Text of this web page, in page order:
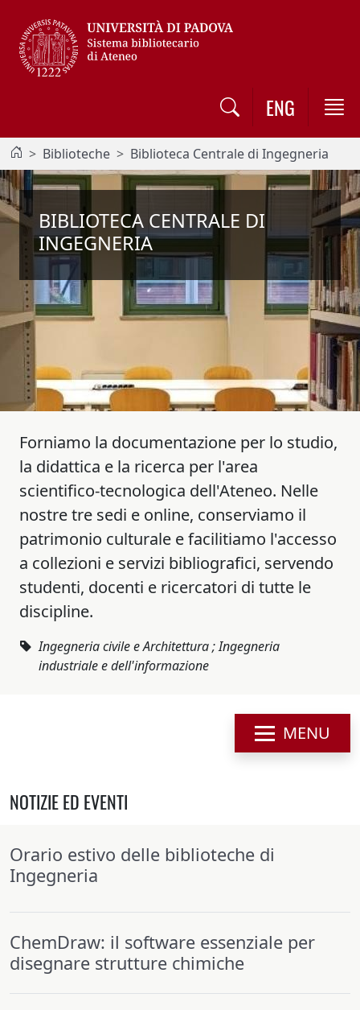
ENG
Biblioteche Biblioteca Centrale di Ingegneria
BIBLIOTECA CENTRALE DI
INGEGNERIA
Forniamo la documentazione per lo studio,
la didattica e la ricerca per l'area
scientifico-tecnologica dell'Ateneo. Nelle
nostre tre sedi e online, conserviamo il
patrimonio culturale e facilitiamo l'accesso
a collezioni e servizi bibliografici, servendo
studenti, docenti e ricercatori di tutte le
discipline.
Ingegneria civile e Architettura ; Ingegneria
industriale e dell'informazione
MENU
NOTIZIE ED EVENTI
Orario estivo delle biblioteche di
Ingegneria
ChemDraw: il software essenziale per
disegnare strutture chimiche